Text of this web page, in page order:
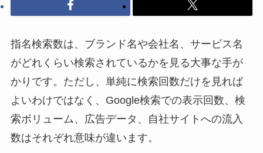
指名検索数は、ブランド名や会社名、サービス名
がどれくらい検索されているかを見る大事な手が
かりです。ただし、単純に検索回数だけを見れば
よいわけではなく、Google検索での表示回数、検
索ボリューム、広告データ、自社サイトへの流入
数はそれぞれ意味が違います。